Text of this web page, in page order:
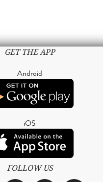
GET THE APP
Android
iOS
FOLLOW US